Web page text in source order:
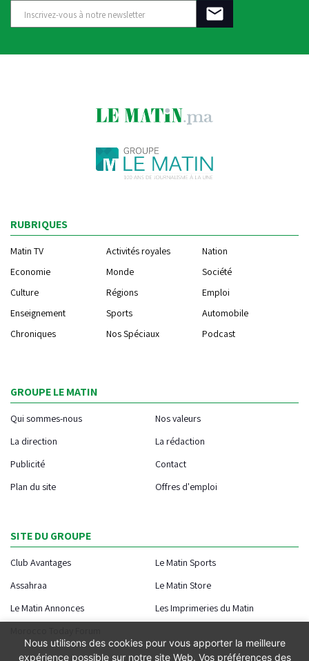
RUBRIQUES
Matin TV Activités royales
Nation
Economie
Monde
Société
Culture
Régions
Emploi
Enseignement
Sports
Automobile
Chroniques
Nos Spéciaux Podcast
GROUPE LE MATIN
Qui sommes-nous
Nos valeurs
La direction
La rédaction
Publicité
Contact
Plan du site
Offres d'emploi
SITE DU GROUPE
Club Avantages
Le Matin Sports
Assahraa
Le Matin Store
Le Matin Annonces
Les Imprimeries du Matin
Nous utilisons des cookies pour vous apporter la meilleure
expérience possible sur notre site Web. Vos préférences des